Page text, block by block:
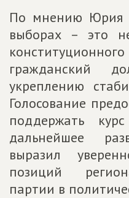
По мнению Юрия
выборах – это
гражданский
укреплению
Голосование
поддержать
дальнейшее
выразил
позиций
партии в